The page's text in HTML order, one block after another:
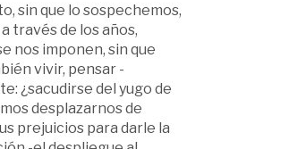
sin que lo sospechemos,
través de los años,
nos imponen, sin que
vivir, pensar -
¿sacudirse del yugo de
desplazarnos de
prejuicios para darle la